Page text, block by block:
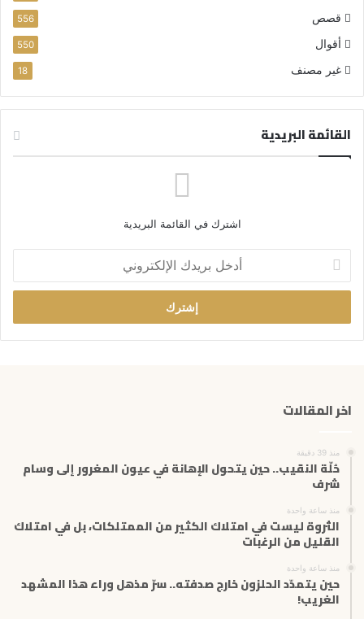
قصص 556
أقوال 550
غير مصنف 18
القائمة البريدية
اشترك في القائمة البريدية
خ
ب
ر
ر
ي
اخر المقالات
منذ 39 دقيقة
حُلّة النقيب.. حين يتحول الإهانة في عيون المغرور إلى وسام
شرف
منذ ساعة واحدة
الثروة ليست في امتلاك الكثير من الممتلكات، بل في امتلاك
القليل من الرغبات
منذ ساعة واحدة
حين يتمدّد الحلزون خارج صدفته.. سرّ مذهل وراء هذا المشهد
الغريب!